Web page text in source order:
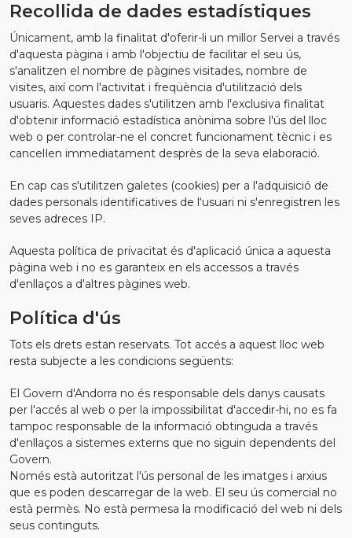
Recollida de dades estadístiques
Únicament, amb la finalitat d'oferir-li un millor Servei a través
d'aquesta pàgina i amb l'objectiu de facilitar el seu ús,
s'analitzen el nombre de pàgines visitades, nombre de
visites, així com l'activitat i freqüència d'utilització dels
usuaris. Aquestes dades s'utilitzen amb l'exclusiva finalitat
d'obtenir informació estadística anònima sobre l'ús del lloc
web o per controlar-ne el concret funcionament tècnic i es
cancel·len immediatament desprès de la seva elaboració.
En cap cas s'utilitzen galetes (cookies) per a l'adquisició de
dades personals identificatives de l‘usuari ni s'enregistren les
seves adreces IP.
Aquesta política de privacitat és d'aplicació única a aquesta
pàgina web i no es garanteix en els accessos a través
d'enllaços a d'altres pàgines web.
Política d'ús
Tots els drets estan reservats. Tot accés a aquest lloc web
resta subjecte a les condicions següents:
El Govern d'Andorra no és responsable dels danys causats
per l'accés al web o per la impossibilitat d'accedir-hi, no es fa
tampoc responsable de la informació obtinguda a través
d'enllaços a sistemes externs que no siguin dependents del
Govern.
Només està autoritzat l'ús personal de les imatges i arxius
que es poden descarregar de la web. El seu ús comercial no
està permès. No està permesa la modificació del web ni dels
seus continguts.